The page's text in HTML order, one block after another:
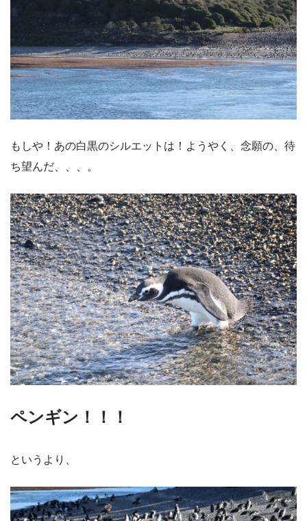
もしや！あの白黒のシルエットは！ようやく、念願の、待
ち望んだ、、、。
ペンギン！！！
というより、